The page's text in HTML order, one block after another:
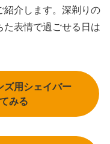
介します。深剃りの
表情で過ごせる日は
用シェイバー
みる